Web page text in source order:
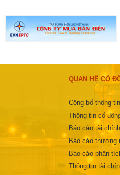
QUAN HỆ CỔ
Công bố thông tin
Thông tin cổ
Báo cáo tài chính
Báo cáo thường
Báo cáo phân
Thông tin tài